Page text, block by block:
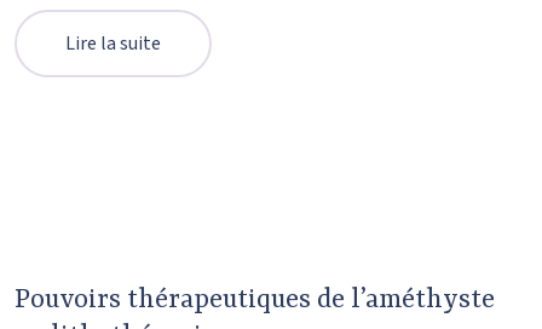
Lire la suite
Pouvoirs thérapeutiques de l’améthyste